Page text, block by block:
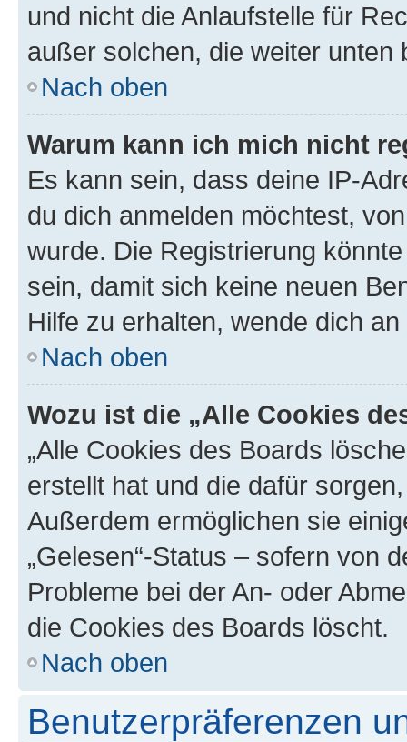
und nicht die Anlaufstelle für
außer solchen, die weiter unten
Nach oben
Warum kann ich mich nicht
Es kann sein, dass deine IP-
du dich anmelden möchtest,
wurde. Die Registrierung
sein, damit sich keine neuen
Hilfe zu erhalten, wende dich
Nach oben
Wozu ist die „Alle Cookies
„Alle Cookies des Boards
erstellt hat und die dafür
Außerdem ermöglichen sie
„Gelesen“-Status – sofern von
Probleme bei der An- oder
die Cookies des Boards löscht.
Nach oben
Benutzerpräferenzen